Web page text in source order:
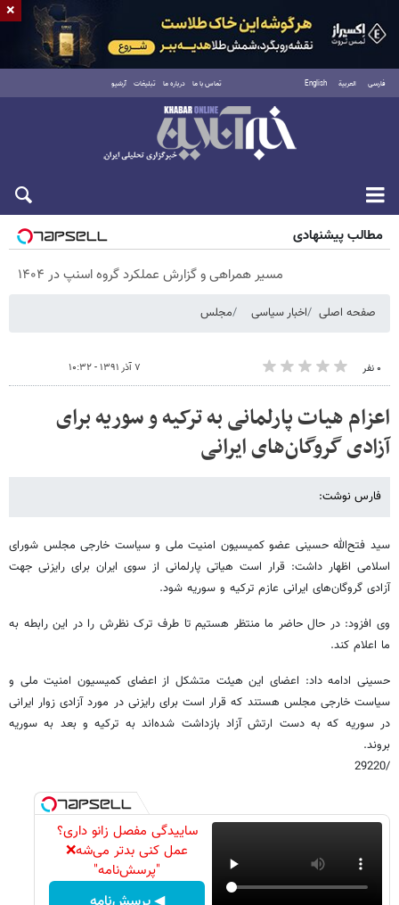
فارسی العربية English تماس با ما درباره ما تبلیغات آرشیو
پنجشنبه ۱۵ مرداد ۱۴۰۵
مطالب پیشنهادی
مسیر همراهی و گزارش عملکرد گروه اسنپ در ۱۴۰۴
صفحه اصلی اخبار سیاسی مجلس
۰ نفر ۷ آذر ۱۳۹۱ - ۱۰:۳۲
اعزام هیات پارلمانی به ترکیه و سوریه برای
آزادی گروگان‌های ایرانی
فارس نوشت:
سید فتح‌الله حسینی عضو کمیسیون امنیت ملی و سیاست خارجی مجلس شورای
اسلامی اظهار داشت: قرار است هیاتی پارلمانی از سوی ایران برای رایزنی جهت
آزادی گروگان‌های ایرانی عازم ترکیه و سوریه شود.
وی افزود: در حال حاضر ما منتظر هستیم تا طرف ترک نظرش را در این رابطه به
ما اعلام کند.
حسینی ادامه داد:‌ اعضای این هیئت متشکل از اعضای کمیسیون امنیت ملی و
سیاست خارجی مجلس هستند که قرار است برای رایزنی در مورد آزادی زوار ایرانی
در سوریه که به دست ارتش آزاد بازداشت شده‌اند به ترکیه و بعد به سوریه
بروند.
/29220
ساییدگی مفصل زانو داری؟
عمل کنی بدتر می‌شه❌
"پرسش‌نامه"
×